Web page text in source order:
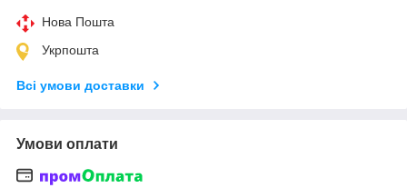
Нова Пошта
Укрпошта
Всі умови доставки
Умови оплати